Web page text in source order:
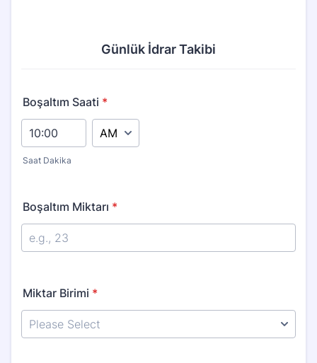
Günlük İdrar Takibi
Boşaltım Saati *
Saat Dakika
AM/PM Option
Boşaltım Miktarı *
Miktar Birimi *